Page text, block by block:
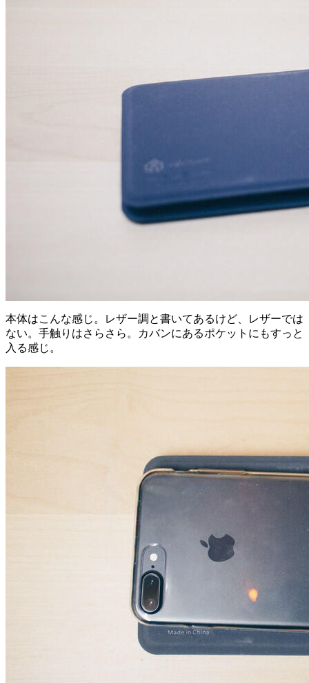
本体はこんな感じ。レザー調と書いてあるけど、レザーでは
ない。手触りはさらさら。カバンにあるポケットにもすっと
入る感じ。